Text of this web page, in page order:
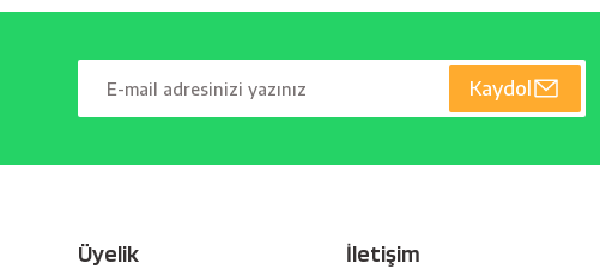
Kaydol
Üyelik İletişim